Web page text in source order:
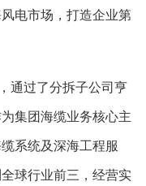
电市场，打造企业第
通过了分拆子公司亨
集团海缆业务核心主
系统及深海工程服
全球行业前三，经营实